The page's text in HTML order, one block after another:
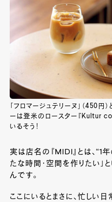
「フロマージュテリーヌ」（450円）
ーは登米のロースター『Kultur
いるそう！
実は店名の『MIDI』とは、“1
たな時間・空間を作りたい」
んです。
ここにいるとまさに、忙しい